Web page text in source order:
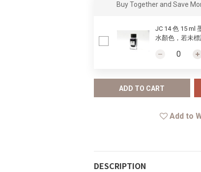
Buy Together and Save
JC 14 色 15 ml
水顏色，若未
ADD TO CART
Add to
DESCRIPTION